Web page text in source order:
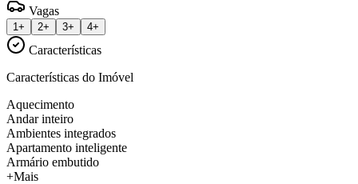
Vagas
1+ 2+ 3+ 4+
Características
Características do Imóvel
Aquecimento
Andar inteiro
Ambientes integrados
Apartamento inteligente
Armário embutido
+Mais